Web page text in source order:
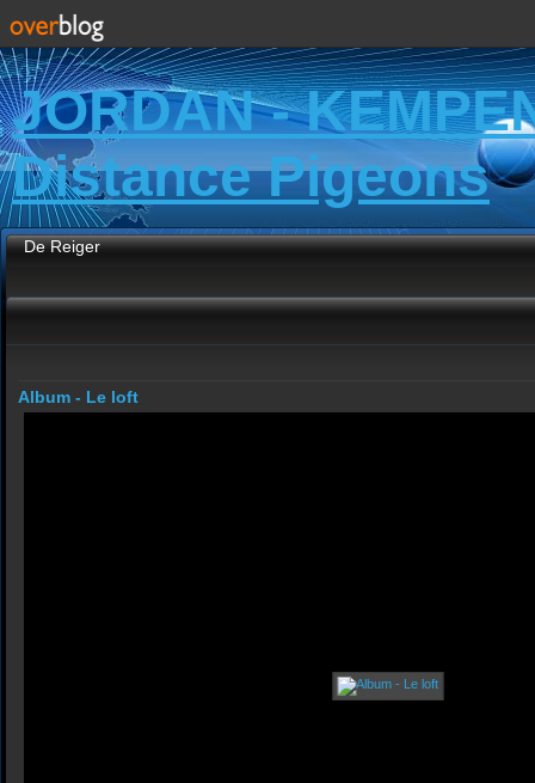
JORDAN -
Distance Pigeons
De Reiger
Album - Le loft